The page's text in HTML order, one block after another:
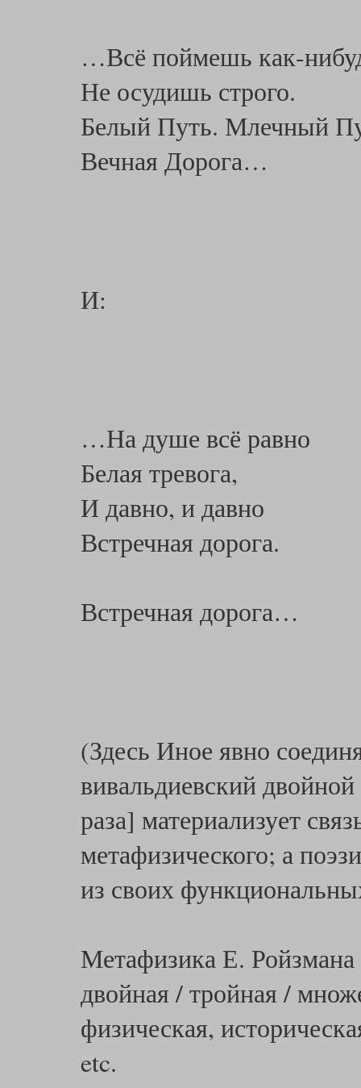
…Всё поймешь как-
Не осудишь строго.
Белый Путь. Млечный
Вечная Дорога…
И:
…На душе всё равно
Белая тревога,
И давно, и давно
Встречная дорога.
Встречная дорога…
(Здесь Иное явно
вивальдиевский
раза] материализует
метафизического; а
из своих
Метафизика Е.
двойная / тройная /
физическая,
etc.